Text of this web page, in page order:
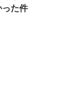
った件